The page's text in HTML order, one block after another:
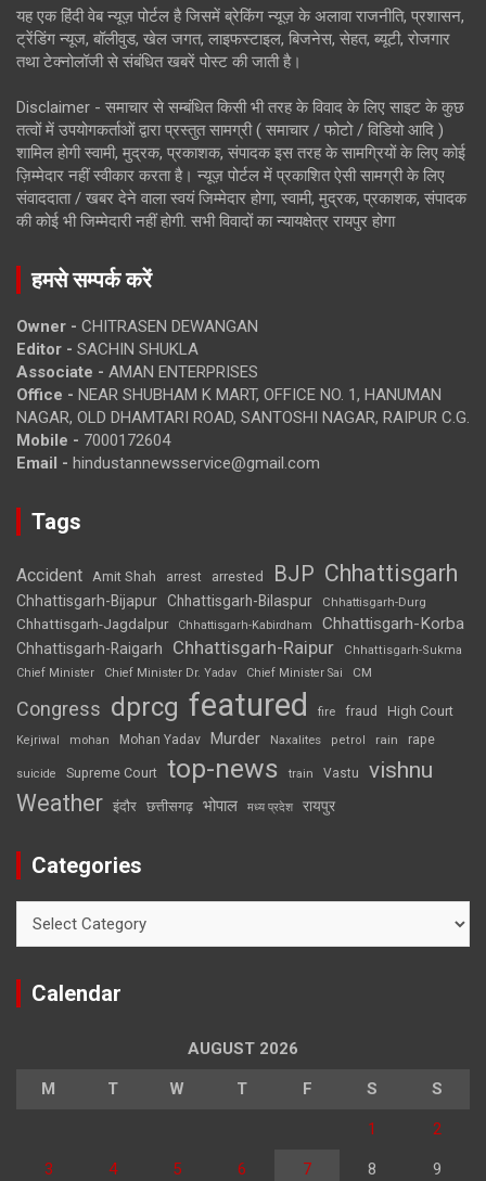
यह एक हिंदी वेब न्यूज़ पोर्टल है जिसमें ब्रेकिंग न्यूज़ के अलावा राजनीति, प्रशासन,
ट्रेंडिंग न्यूज, बॉलीवुड, खेल जगत, लाइफस्टाइल, बिजनेस, सेहत, ब्यूटी, रोजगार
तथा टेक्नोलॉजी से संबंधित खबरें पोस्ट की जाती है।
Disclaimer - समाचार से सम्बंधित किसी भी तरह के विवाद के लिए साइट के कुछ
तत्वों में उपयोगकर्ताओं द्वारा प्रस्तुत सामग्री ( समाचार / फोटो / विडियो आदि )
शामिल होगी स्वामी, मुद्रक, प्रकाशक, संपादक इस तरह के सामग्रियों के लिए कोई
ज़िम्मेदार नहीं स्वीकार करता है। न्यूज़ पोर्टल में प्रकाशित ऐसी सामग्री के लिए
संवाददाता / खबर देने वाला स्वयं जिम्मेदार होगा, स्वामी, मुद्रक, प्रकाशक, संपादक
की कोई भी जिम्मेदारी नहीं होगी. सभी विवादों का न्यायक्षेत्र रायपुर होगा
हमसे सम्पर्क करें
Owner - CHITRASEN DEWANGAN
Editor - SACHIN SHUKLA
Associate - AMAN ENTERPRISES
Office - NEAR SHUBHAM K MART, OFFICE NO. 1, HANUMAN
NAGAR, OLD DHAMTARI ROAD, SANTOSHI NAGAR, RAIPUR C.G.
Mobile - 7000172604
Email - hindustannewsservice@gmail.com
Tags
Accident Amit Shah arrest arrested BJP Chhattisgarh
Chhattisgarh-Bijapur Chhattisgarh-Bilaspur Chhattisgarh-Durg
Chhattisgarh-Jagdalpur Chhattisgarh-Kabirdham Chhattisgarh-Korba
Chhattisgarh-Raigarh Chhattisgarh-Raipur
Chhattisgarh-Sukma
Chief Minister
Chief Minister Dr. Yadav Chief Minister Sai CM
Congress dprcg featured fire fraud High Court
Kejriwal mohan Mohan Yadav Murder Naxalites petrol rain rape
suicide Supreme Court top-news train Vastu vishnu
Weather इंदौर छत्तीसगढ़ भोपाल मध्य प्रदेश रायपुर
Categories
Calendar
AUGUST 2026
M T W T F S S
1 2
3 4 5 6 7 8 9